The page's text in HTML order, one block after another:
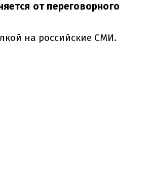
от переговорного
на российские СМИ.